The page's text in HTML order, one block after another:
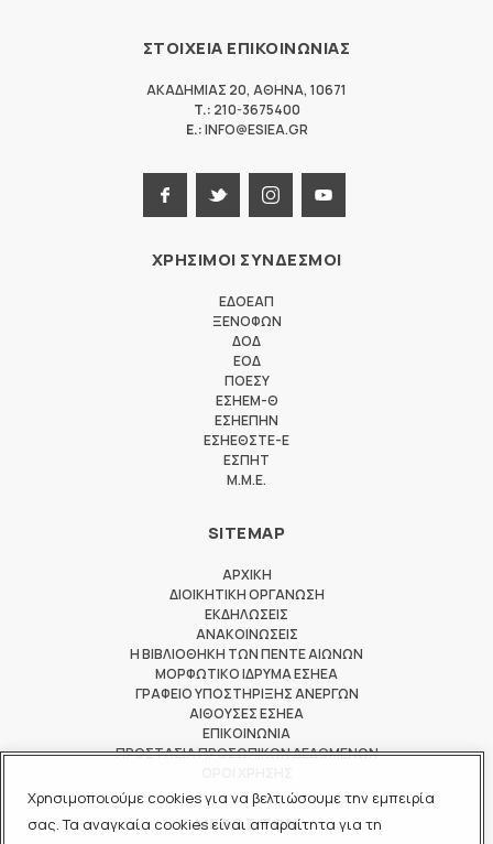
Χρησιμοποιούμε cookies για να βελτιώσουμε την εμπειρία
σας. Τα αναγκαία cookies είναι απαραίτητα για τη
ΣΤΟΙΧΕΙΑ ΕΠΙΚΟΙΝΩΝΙΑΣ
ΑΚΑΔΗΜΙΑΣ 20, ΑΘΗΝΑ, 10671
T.: 210-3675400
E.:INFO@ESIEA.GR
ΧΡΗΣΙΜΟΙ ΣΥΝΔΕΣΜΟΙ
ΕΔΟΕΑΠ
ΞΕΝΟΦΩΝ
ΔΟΔ
ΕΟΔ
ΠΟΕΣΥ
ΕΣΗΕΜ-Θ
ΕΣΗΕΠΗΝ
ΕΣΗΕΘΣΤΕ-Ε
ΕΣΠΗΤ
M.M.E.
SITEMAP
ΑΡΧΙΚΗ
ΔΙΟΙΚΗΤΙΚΗ ΟΡΓΑΝΩΣΗ
ΕΚΔΗΛΩΣΕΙΣ
ΑΝΑΚΟΙΝΩΣΕΙΣ
Η ΒΙΒΛΙΟΘΗΚΗ ΤΩΝ ΠΕΝΤΕ ΑΙΩΝΩΝ
ΜΟΡΦΩΤΙΚΟ ΙΔΡΥΜΑ ΕΣΗΕΑ
ΓΡΑΦΕΙΟ ΥΠΟΣΤΗΡΙΞΗΣ ΑΝΕΡΓΩΝ
ΑΙΘΟΥΣΕΣ ΕΣΗΕΑ
ΕΠΙΚΟΙΝΩΝΙΑ
ΠΡΟΣΤΑΣΙΑ ΠΡΟΣΩΠΙΚΩΝ ΔΕΔΟΜΕΝΩΝ
ΜΕΛΟΣ ΤΩΝ